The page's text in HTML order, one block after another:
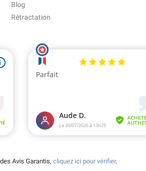
Blog
Rétractation
Avis Garantis, cliquez ici pour vérifier.